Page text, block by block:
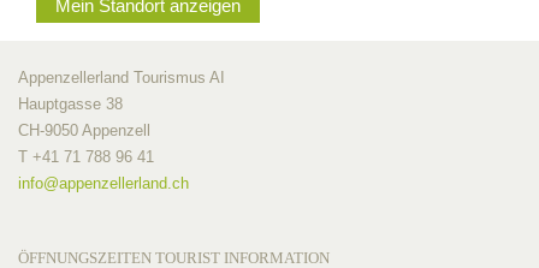
Mein Standort anzeigen
Appenzellerland Tourismus AI
Hauptgasse 38
CH-9050 Appenzell
T +41 71 788 96 41
info@appenzellerland.ch
ÖFFNUNGSZEITEN TOURIST INFORMATION